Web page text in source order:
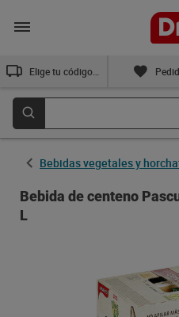
Bebidas vegetales y
Bebida de centeno
L